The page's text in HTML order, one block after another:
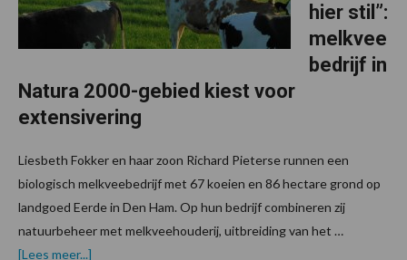
hier stil”:
melkvee
bedrijf in
Natura 2000-gebied kiest voor
extensivering
Liesbeth Fokker en haar zoon Richard Pieterse runnen een
biologisch melkveebedrijf met 67 koeien en 86 hectare grond op
landgoed Eerde in Den Ham. Op hun bedrijf combineren zij
natuurbeheer met melkveehouderij, uitbreiding van het …
[Lees meer...]